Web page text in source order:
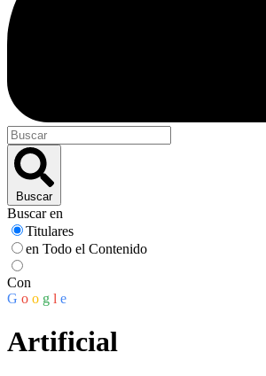
Buscar
Buscar en
Titulares
en Todo el Contenido
Con
G o o g l e
Artificial